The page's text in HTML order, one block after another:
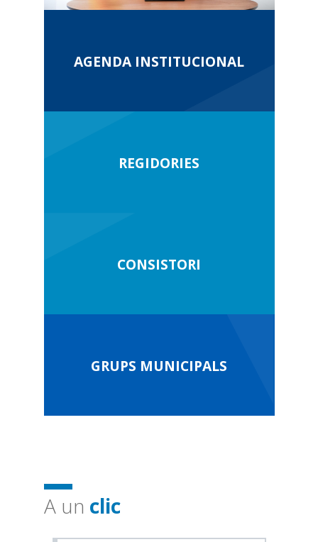
AGENDA INSTITUCIONAL
REGIDORIES
CONSISTORI
GRUPS MUNICIPALS
A un clic